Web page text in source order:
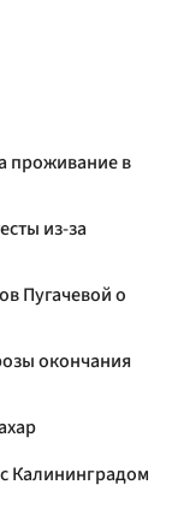
проживание в
из-за
Пугачевой о
окончания
Калининградом